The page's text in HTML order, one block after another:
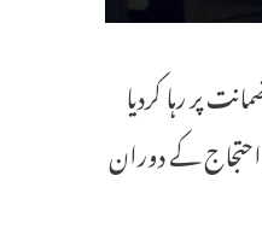
ایس کے پانڈے نے59میں سے57مظاہرین کو ضمانت پر رہا کردیا
کے دوران